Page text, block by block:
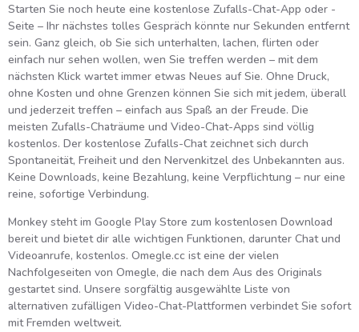
Starten Sie noch heute eine kostenlose Zufalls-Chat-App oder -
Seite – Ihr nächstes tolles Gespräch könnte nur Sekunden entfernt
sein. Ganz gleich, ob Sie sich unterhalten, lachen, flirten oder
einfach nur sehen wollen, wen Sie treffen werden – mit dem
nächsten Klick wartet immer etwas Neues auf Sie. Ohne Druck,
ohne Kosten und ohne Grenzen können Sie sich mit jedem, überall
und jederzeit treffen – einfach aus Spaß an der Freude. Die
meisten Zufalls-Chaträume und Video-Chat-Apps sind völlig
kostenlos. Der kostenlose Zufalls-Chat zeichnet sich durch
Spontaneität, Freiheit und den Nervenkitzel des Unbekannten aus.
Keine Downloads, keine Bezahlung, keine Verpflichtung – nur eine
reine, sofortige Verbindung.
Monkey steht im Google Play Store zum kostenlosen Download
bereit und bietet dir alle wichtigen Funktionen, darunter Chat und
Videoanrufe, kostenlos. Omegle.cc ist eine der vielen
Nachfolgeseiten von Omegle, die nach dem Aus des Originals
gestartet sind. Unsere sorgfältig ausgewählte Liste von
alternativen zufälligen Video-Chat-Plattformen verbindet Sie sofort
mit Fremden weltweit.